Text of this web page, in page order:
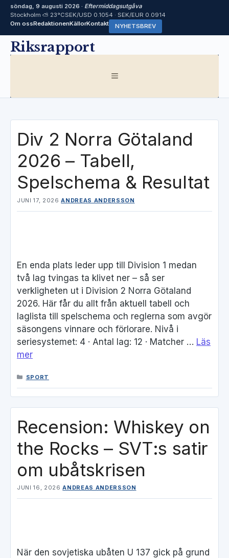
söndag, 9 augusti 2026 · Eftermiddagsutgåva
Stockholm ⛅ 23°CSEK/USD 0.1054 · SEK/EUR 0.0914
Om ossRedaktionenKällorKontakt NYHETSBREV
HoppaRiksrapport
MENY
Div 2 Norra Götaland
2026 – Tabell,
Spelschema & Resultat
JUNI 17, 2026 ANDREAS ANDERSSON
En enda plats leder upp till Division 1 medan
två lag tvingas ta klivet ner – så ser
verkligheten ut i Division 2 Norra Götaland
2026. Här får du allt från aktuell tabell och
laglista till spelschema och reglerna som avgör
säsongens vinnare och förlorare. Nivå i
seriesystemet: 4 · Antal lag: 12 · Matcher … Läs
mer
KATEGORIER
SPORT
Recension: Whiskey on
the Rocks – SVT:s satir
om ubåtskrisen
JUNI 16, 2026 ANDREAS ANDERSSON
När den sovjetiska ubåten U 137 gick på grund